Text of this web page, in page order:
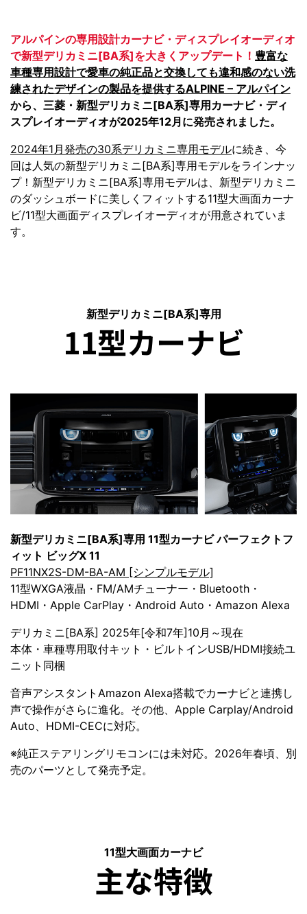
アルパインの専用設計カーナビ・ディスプレイオーディオ
で新型デリカミニ[BA系]を大きくアップデート！ 豊富な
車種専用設計で愛車の純正品と交換しても違和感のない洗
練されたデザインの製品を提供するALPINE – アルパイン
から、三菱・新型デリカミニ[BA系]専用カーナビ・ディ
スプレイオーディオが2025年12月に発売されました。
2024年1月発売の30系デリカミニ専用モデルに続き、今
回は人気の新型デリカミニ[BA系]専用モデルをラインナッ
プ！新型デリカミニ[BA系]専用モデルは、新型デリカミニ
のダッシュボードに美しくフィットする11型大画面カーナ
ビ/11型大画面ディスプレイオーディオが用意されていま
す。
新型デリカミニ[BA系]専用
11型カーナビ
新型デリカミニ[BA系]専用 11型カーナビ パーフェクトフ
ィット ビッグX 11
PF11NX2S-DM-BA-AM [シンプルモデル]
11型WXGA液晶・FM/AMチューナー・Bluetooth・
HDMI・Apple CarPlay・Android Auto・Amazon Alexa
デリカミニ[BA系] 2025年[令和7年]10月～現在
本体・車種専用取付キット・ビルトインUSB/HDMI接続ユ
ニット同梱
音声アシスタントAmazon Alexa搭載でカーナビと連携し
声で操作がさらに進化。その他、Apple Carplay/Android
Auto、HDMI-CECに対応。
※純正ステアリングリモコンには未対応。2026年春頃、別
売のパーツとして発売予定。
11型大画面カーナビ
主な特徴